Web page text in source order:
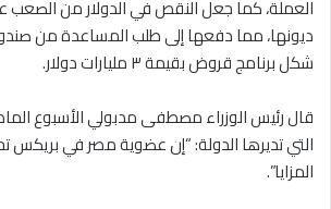
العملة، كما جعل النقص في الدولار من
ديونها، مما دفعها إلى طلب المساعدة من
شكل برنامج قروض بقيمة ٣ مليارات دولار.
قال رئيس الوزراء مصطفى مدبولي الأسبوع
التي تديرها الدولة: “إن عضوية مصر في بريكس
المزايا”.